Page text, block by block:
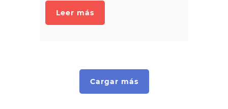
Leer más
Cargar más